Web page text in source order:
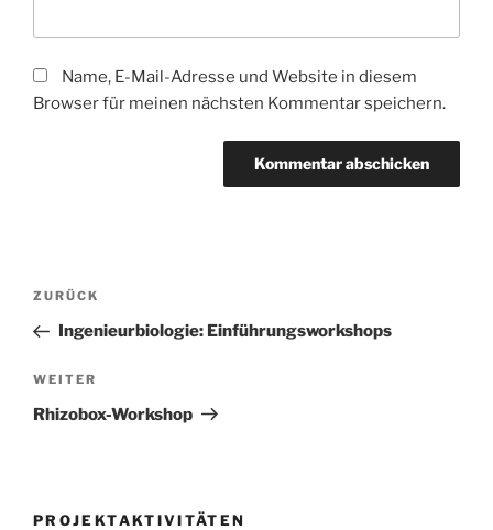
Name, E-Mail-Adresse und Website in diesem
Browser für meinen nächsten Kommentar speichern.
Beitragsnavigation
Vorheriger
Beitrag
ZURÜCK
Ingenieurbiologie: Einführungsworkshops
Nächster
Beitrag
WEITER
Rhizobox-Workshop
PROJEKTAKTIVITÄTEN